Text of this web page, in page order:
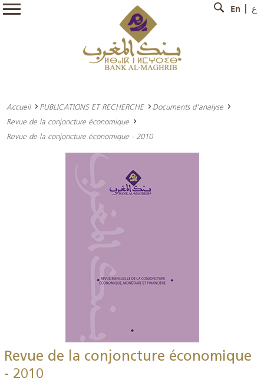
En ع
Accueil PUBLICATIONS ET RECHERCHE
Documents d'analyse
Revue de la conjoncture économique
Revue de la conjoncture économique - 2010
Revue de la conjoncture économique
- 2010